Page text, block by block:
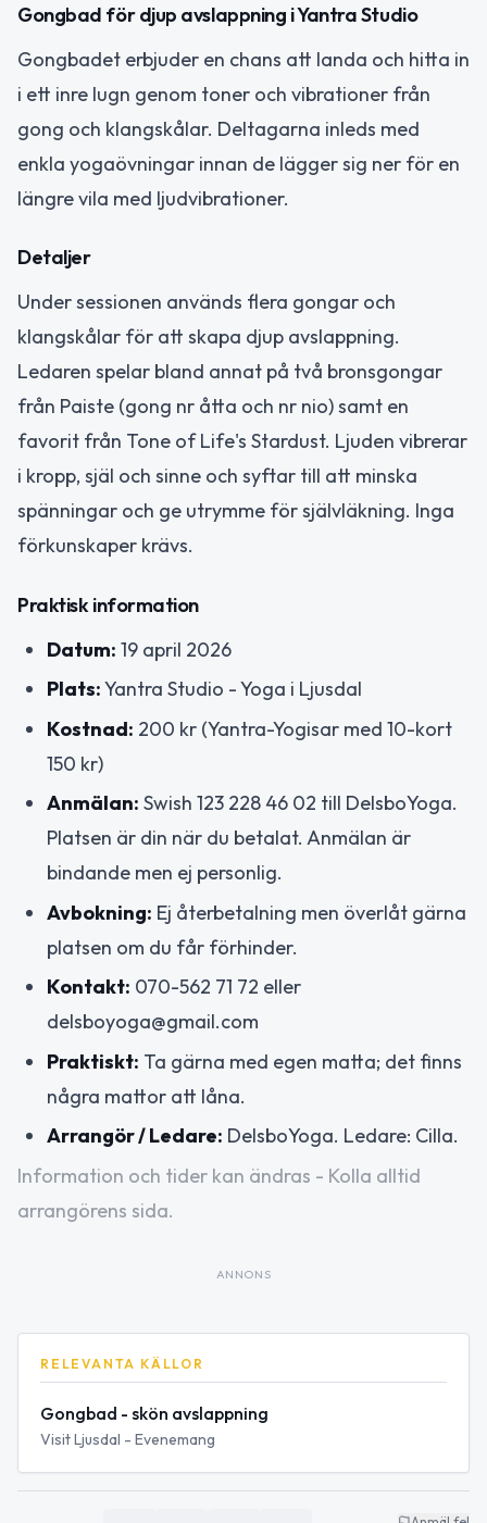
Gongbad för djup avslappning i Yantra Studio
Gongbadet erbjuder en chans att landa och hitta in
i ett inre lugn genom toner och vibrationer från
gong och klangskålar. Deltagarna inleds med
enkla yogaövningar innan de lägger sig ner för en
längre vila med ljudvibrationer.
Detaljer
Under sessionen används flera gongar och
klangskålar för att skapa djup avslappning.
Ledaren spelar bland annat på två bronsgongar
från Paiste (gong nr åtta och nr nio) samt en
favorit från Tone of Life's Stardust. Ljuden vibrerar
i kropp, själ och sinne och syftar till att minska
spänningar och ge utrymme för självläkning. Inga
förkunskaper krävs.
Praktisk information
Datum: 19 april 2026
Plats:Yantra Studio - Yoga i Ljusdal
Kostnad: 200 kr (Yantra-Yogisar med 10-kort
150 kr)
Anmälan: Swish 123 228 46 02 till DelsboYoga.
Platsen är din när du betalat. Anmälan är
bindande men ej personlig.
Avbokning: Ej återbetalning men överlåt gärna
platsen om du får förhinder.
Kontakt: 070-562 71 72 eller
delsboyoga@gmail.com
Praktiskt: Ta gärna med egen matta; det finns
några mattor att låna.
Arrangör / Ledare: DelsboYoga. Ledare: Cilla.
Information och tider kan ändras - Kolla alltid
arrangörens sida.
ANNONS
RELEVANTA KÄLLOR
Gongbad - skön avslappning
Visit Ljusdal - Evenemang